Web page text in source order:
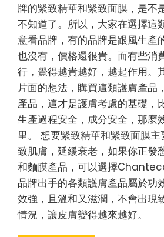
牌的緊致精華和緊致面膜，是不
不知道了。所以，大家在選擇這
意看品牌，有的品牌是跟風生產
也沒有，價格還很貴。而有些消
行，覺得越貴越好，越起作用。
片面的想法，購買這類護膚產品
產品，這才是護膚考慮的基礎，
生產過程安全，成分安全，那麼
里。 想要緊致精華和緊致面膜
致肌膚，延緩衰老，如果你正發
和麵膜產品，可以選擇
品牌出手的各類護膚產品屬於功
效強，且溫和又滋潤，不會出現
情況，讓皮膚變得越來越好。